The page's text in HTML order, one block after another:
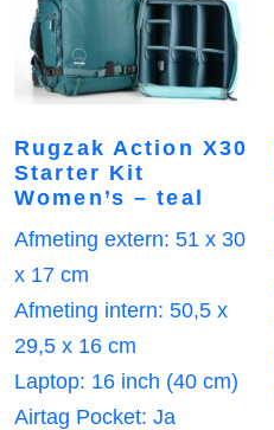
Rugzak Action X30
Starter Kit
Women’s – teal
Afmeting extern: 51 x 30
x 17 cm
Afmeting intern: 50,5 x
29,5 x 16 cm
Laptop: 16 inch (40 cm)
Airtag Pocket: Ja